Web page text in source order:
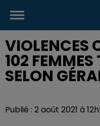
VIOLENCES
102 FEMMES
SELON
Publié : 2 août 2021 à